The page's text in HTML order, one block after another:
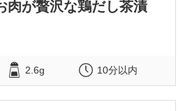
肉が贅沢な鶏だし茶漬
2.6g 10分以内